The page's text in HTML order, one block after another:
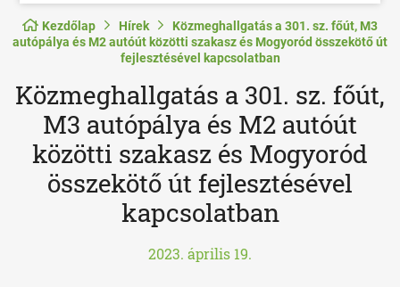
Kezdőlap Hírek
Közmeghallgatás a 301. sz. főút, M3
autópálya és M2 autóút közötti szakasz és Mogyoród összekötő út
fejlesztésével kapcsolatban
Közmeghallgatás a 301. sz. főút,
M3 autópálya és M2 autóút
közötti szakasz és Mogyoród
összekötő út fejlesztésével
kapcsolatban
2023. április 19.